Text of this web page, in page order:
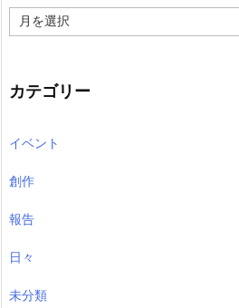
ー
ブ
カテゴリー
イベント
創作
報告
日々
未分類